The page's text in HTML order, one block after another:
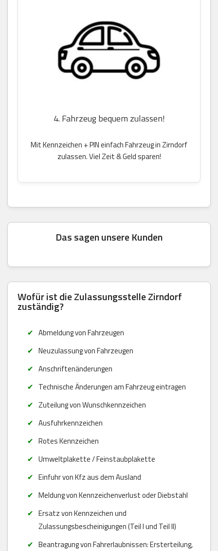
4. Fahrzeug bequem zulassen!
Mit Kennzeichen + PIN einfach Fahrzeug in Zirndorf
zulassen. Viel Zeit & Geld sparen!
Das sagen unsere Kunden
Wofür ist die Zulassungsstelle Zirndorf
zuständig?
Abmeldung von Fahrzeugen
Neuzulassung von Fahrzeugen
Anschriftenänderungen
Technische Änderungen am Fahrzeug eintragen
Zuteilung von Wunschkennzeichen
Ausfuhrkennzeichen
Rotes Kennzeichen
Umweltplakette / Feinstaubplakette
Einfuhr von Kfz aus dem Ausland
Meldung von Kennzeichenverlust oder Diebstahl
Ersatz von Kennzeichen und
Zulassungsbescheinigungen (Teil I und Teil II)
Beantragung von Fahrerlaubnissen: Ersterteilung,